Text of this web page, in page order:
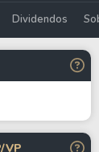
Dividendos
VP